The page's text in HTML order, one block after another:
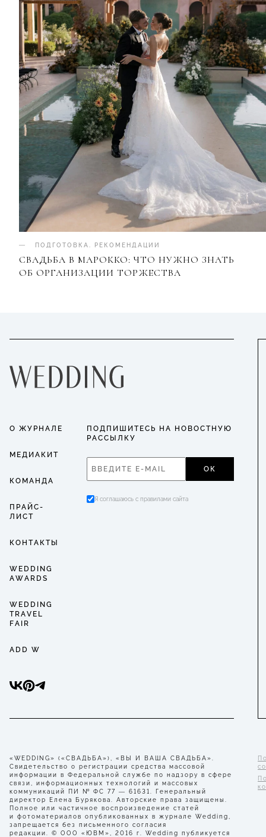
ПОДГОТОВКА. РЕКОМЕНДАЦИИ
СВАДЬБА В МАРОККО: ЧТО НУЖНО ЗНАТЬ
ОБ ОРГАНИЗАЦИИ ТОРЖЕСТВА
О ЖУРНАЛЕ
МЕДИАКИТ
КОМАНДА
ПРАЙС-
ЛИСТ
КОНТАКТЫ
WEDDING
AWARDS
WEDDING
TRAVEL
FAIR
ADD W
ПОДПИШИТЕСЬ НА НОВОСТНУЮ
РАССЫЛКУ
ОК
Я соглашаюсь с правилами сайта
«WEDDING» («СВАДЬБА»), «ВЫ И ВАША СВАДЬБА».
Свидетельство о регистрации средства массовой
информации в Федеральной службе по надзору в сфере
связи, информационных технологий и массовых
коммуникаций ПИ № ФС 77 — 61631. Генеральный
директор Елена Бурякова. Авторские права защищены.
Полное или частичное воспроизведение статей
и фотоматериалов опубликованных в журнале Wedding,
запрещается без письменного согласия
редакции. © ООО «ЮВМ», 2016 г. Wedding публикуется